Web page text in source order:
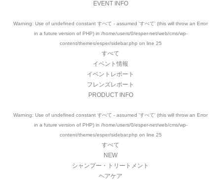
EVENT INFO
Warning: Use of undefined constant すべて - assumed 'すべて' (this will throw an Error
in a future version of PHP) in /home/users/0/esper-net/web/cms/wp-
content/themes/esper/sidebar.php on line 25
すべて
イベント情報
イベントレポート
フレンズレポート
PRODUCT INFO
Warning: Use of undefined constant すべて - assumed 'すべて' (this will throw an Error
in a future version of PHP) in /home/users/0/esper-net/web/cms/wp-
content/themes/esper/sidebar.php on line 25
すべて
NEW
シャンプー・トリートメント
ヘアケア